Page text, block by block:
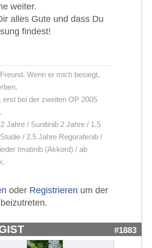
weiter.
alles Gute und dass Du
findest!
Wenn er mich besiegt,
erst bei der zweiten OP 2005
Jahre / Sunitinib 2 Jahre / 1.5
/ 2.5 Jahre Regorafenib /
Imatinib (Akkord) / ab
oder Registrieren um der
#1883